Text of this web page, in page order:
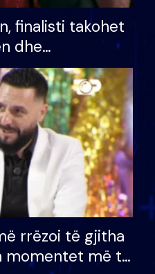
finalisti takohet
dhe
ndonjë letër
rrëzoi të gjitha
momentet më të